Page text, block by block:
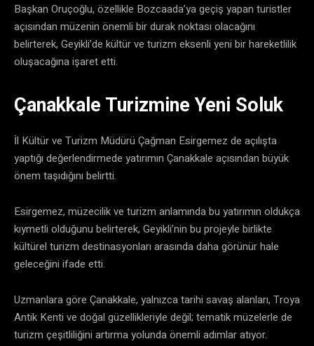
Başkan Oruçoğlu, özellikle Bozcaada’ya geçiş yapan turistler
açısından müzenin önemli bir durak noktası olacağını
belirterek, Geyikli’de kültür ve turizm eksenli yeni bir hareketlilik
oluşacağına işaret etti.
Çanakkale Turizmine Yeni Soluk
İl Kültür ve Turizm Müdürü Çağman Esirgemez de açılışta
yaptığı değerlendirmede yatırımın Çanakkale açısından büyük
önem taşıdığını belirtti.
Esirgemez, müzecilik ve turizm anlamında bu yatırımın oldukça
kıymetli olduğunu belirterek, Geyikli’nin bu projeyle birlikte
kültürel turizm destinasyonları arasında daha görünür hale
geleceğini ifade etti.
Uzmanlara göre Çanakkale, yalnızca tarihi savaş alanları, Troya
Antik Kenti ve doğal güzellikleriyle değil; tematik müzelerle de
turizm çeşitliliğini artırma yolunda önemli adımlar atıyor.